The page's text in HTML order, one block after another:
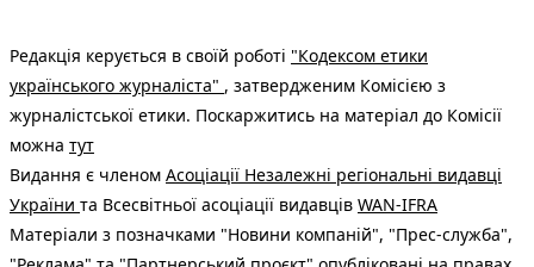
Редакція керується в своїй роботі "Кодексом етики
українського журналіста" , затвердженим Комісією з
журналістської етики. Поскаржитись на матеріал до Комісії
можна тут
Видання є членом Асоціації Незалежні регіональні видавці
України та Всесвітньої асоціації видавців WAN-IFRA
Матеріали з позначками "Новини компаній", "Прес-служба",